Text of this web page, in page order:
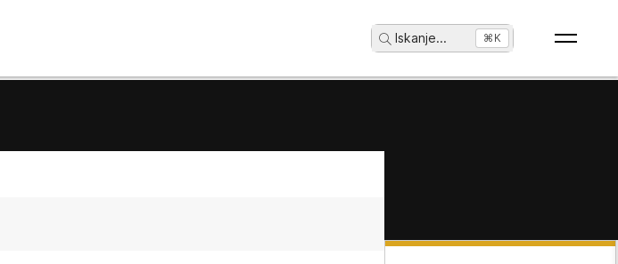
Iskanje... ⌘K